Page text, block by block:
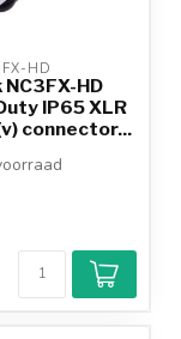
HD
HD
IP65 XLR
connector...